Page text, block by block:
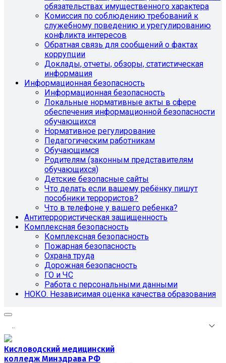
обязательствах имущественного характера
Комиссия по соблюдению требований к
служебному поведению и урегулированию
конфликта интересов
Обратная связь для сообщений о фактах
коррупции
Доклады, отчеты, обзоры, статистическая
информация
Информационная безопасность
Информационная безопасность
Локальные нормативные акты в сфере
обеспечения информационной безопасности
обучающихся
Нормативное регулирование
Педагогическим работникам
Обучающимся
Родителям (законным представителям
обучающихся)
Детские безопасные сайты
Что делать если вашему ребёнку пишут
пособники террористов?
Что в телефоне у вашего ребенка?
Антитеррористическая защищенность
Комплексная безопасность
Комплексная безопасность
Пожарная безопасность
Охрана труда
Дорожная безопасность
ГО и ЧС
Работа с персональными данными
НОКО. Независимая оценка качества образования
...
Кисловодский медицинский
колледж Минздрава РФ